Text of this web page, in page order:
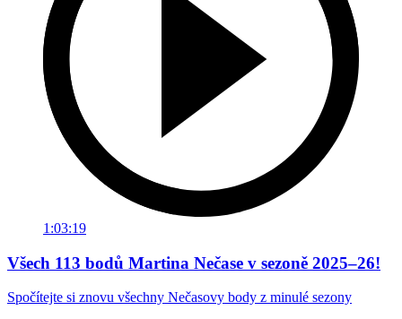
1:03:19
Všech 113 bodů Martina Nečase v sezoně 2025–26!
Spočítejte si znovu všechny Nečasovy body z minulé sezony